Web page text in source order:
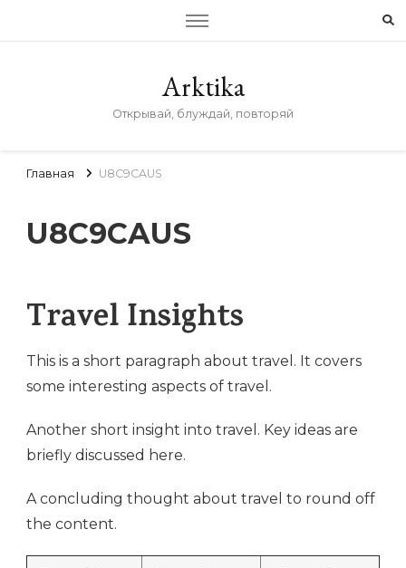
Arktika
Открывай, блуждай, повторяй
Главная U8C9CAUS
U8C9CAUS
Travel Insights
This is a short paragraph about travel. It covers
some interesting aspects of travel.
Another short insight into travel. Key ideas are
briefly discussed here.
A concluding thought about travel to round off
the content.